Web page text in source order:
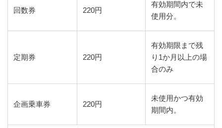
回数券 220円
有効期間内で未
使用分。
定期券 220円
有効期限まで残
り1か月以上の場
合のみ
企画乗車券 220円
未使用かつ有効
期間内。